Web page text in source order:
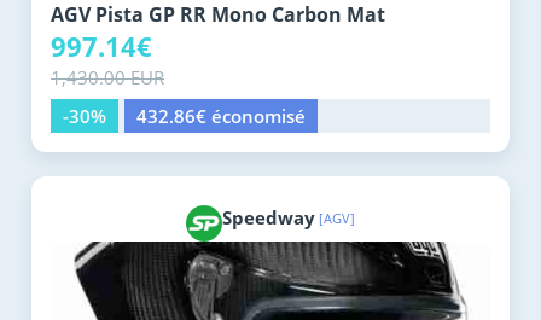
AGV Pista GP RR Mono Carbon Mat
997.14€
1,430.00 EUR
-30%
432.86€ économisé
Speedway [AGV]